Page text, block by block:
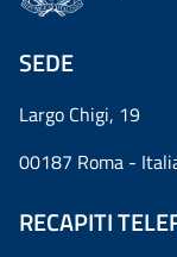
SEDE
Largo Chigi, 19
00187 Roma -
RECAPITI